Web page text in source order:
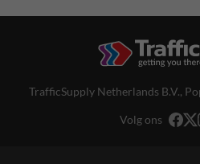
TrafficSupply Netherlands B.V.,
Volg ons